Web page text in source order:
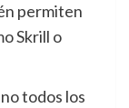
permiten
Skrill o
todos los